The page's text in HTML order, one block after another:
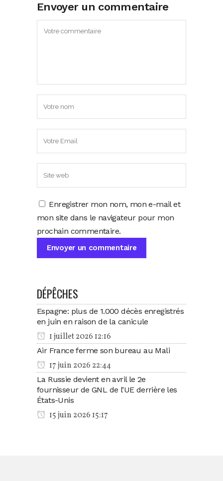
Envoyer un commentaire
Enregistrer mon nom, mon e-mail et
mon site dans le navigateur pour mon
prochain commentaire.
DÉPÊCHES
Espagne: plus de 1.000 décès enregistrés
en juin en raison de la canicule
1 juillet 2026 12:16
Air France ferme son bureau au Mali
17 juin 2026 22:44
La Russie devient en avril le 2e
fournisseur de GNL de l’UE derrière les
États-Unis
15 juin 2026 15:17